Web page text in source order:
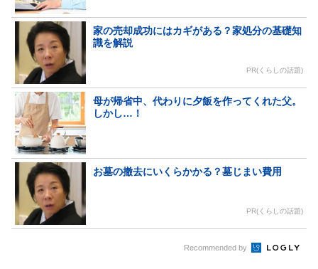
家の売却成功にはカギがある？家処分の基礎知
識を解説
PR(くらしの話題)
母が帰省中、代わりに夕飯を作ってくれた父。
しかし…！
お墓の撤去にいくらかかる？墓じまい費用
PR(くらしの話題)
Recommended by